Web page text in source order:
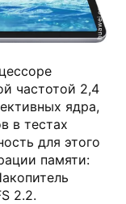
huawei.com
частотой 2,4
ядра,
в тестах
для этого
памяти:
2.2.